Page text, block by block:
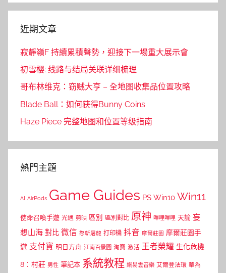
近期文章
寂靜嶺F 持續累積聲勢，迎接下一場重大展示會
初雪樱: 线路与结局关联详细梳理
哥布林维克：窃贼大亨 – 全地图收集品位置攻略
Blade Ball：如何获得Bunny Coins
Haze Piece 完整地图和位置等级指南
熱門主題
AI AirPods Game Guides PS Win10 Win11
使命召喚手遊 光遇 剪映 區別 區別對比 原神 嗶哩嗶哩 天諭 妄
想山海 對比 微信 怒斬屠龍 打印機 抖音 摩爾莊園 摩爾莊園手
遊 支付寶 明日方舟 江南百景圖 淘寶 激活 王者榮耀 生化危機
8：村莊 男性 筆記本 系統教程 網易雲音樂 艾爾登法環 華為